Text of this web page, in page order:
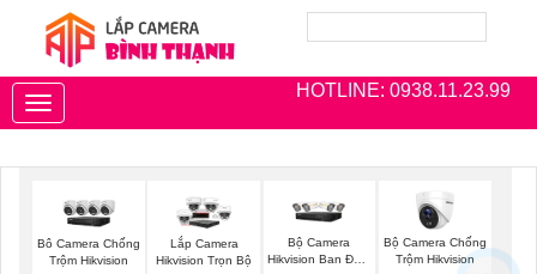
HOTLINE: 0938.11.23.99
Toggle
navigation
Bô Camera Chống
Trộm Hikvision
Lắp Camera
Hikvision Trọn Bộ
Bộ Camera
Hikvision Ban Đêm
Bộ Camera Chống
Trộm Hikvision